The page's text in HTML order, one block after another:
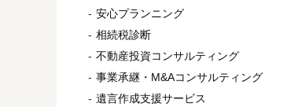
安心プランニング
相続税診断
不動産投資コンサルティング
事業承継・M&Aコンサルティング
遺言作成支援サービス